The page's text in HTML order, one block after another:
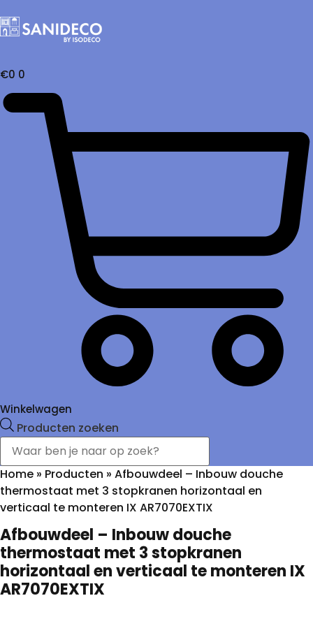
€0 0
Winkelwagen
Producten zoeken
Home » Producten » Afbouwdeel – Inbouw douche
thermostaat met 3 stopkranen horizontaal en
verticaal te monteren IX AR7070EXTIX
Afbouwdeel – Inbouw douche
thermostaat met 3 stopkranen
horizontaal en verticaal te monteren IX
AR7070EXTIX